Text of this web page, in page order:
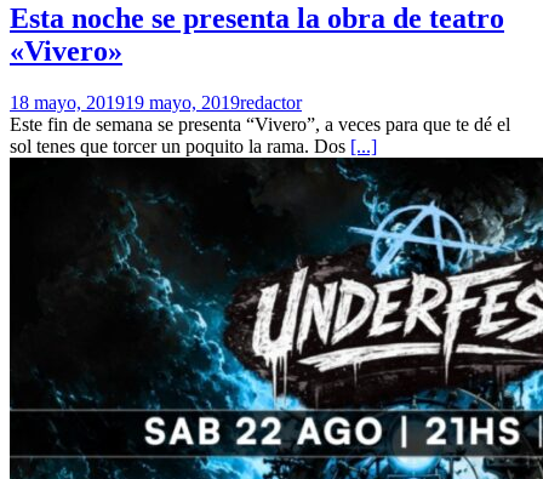
Esta noche se presenta la obra de teatro
«Vivero»
18 mayo, 201919 mayo, 2019redactor
Este fin de semana se presenta “Vivero”, a veces para que te dé el
sol tenes que torcer un poquito la rama. Dos [...]